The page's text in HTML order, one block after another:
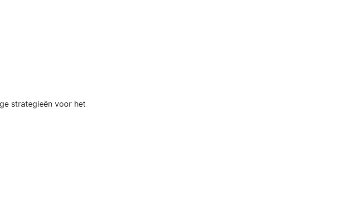
strategieën voor het